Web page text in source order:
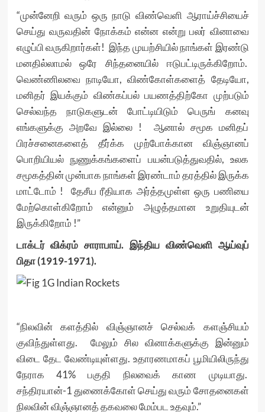
“முன்னேறி வரும் ஒரு நாடு விண்வெளி ஆராய்ச்சியைச்
செய்து வருவதின் நோக்கம் என்ன என்று பலர் வினாவை
எழுப்பி வருகிறார்கள்! இந்த முயற்சியில் நாங்கள் இரண்டு
மனதில்லாமல் ஒரே சிந்தனையில் ஈடுபட்டிருக்கிறோம்.
வெண்ணிலவை நாடியோ, விண்கோள்களைத் தேடியோ,
மனிதர் இயக்கும் விண்கப்பல் பயணத்திற்கோ முற்படும்
செல்வந்த நாடுகளுடன் போட்டியிடும் பெருங் கனவு
எங்களுக்கு அறவே இல்லை ! ஆனால் சமூக மனிதப்
பிரச்சனைகளைத் தீர்க்க முற்போக்கான விஞ்ஞானப்
பொறியியல் நுணுக்கங்களைப் பயன்படுத்துவதில், உலக
சமூகத்தின் முன்பாக நாங்கள் இரண்டாம் தரத்தில் இருக்க
மாட்டோம் ! தேசீய ரீதியாக அர்த்தமுள்ள ஒரு பணியை
மேற்கொள்கிறோம் என்னும் அழுத்தமான உறுதியுடன்
இருக்கிறோம் !”
டாக்டர் விக்ரம் சாராபாய். இந்திய விண்வெளி ஆய்வுப்
பிதா (1919-1971).
“நிலவின் களத்தில் விஞ்ஞானச் செல்வக் களஞ்சியம்
குவிந்துள்ளது. மேலும் சில வினாக்களுக்கு இன்னும்
விடை தேட வேண்டியுள்ளது. உதாரணமாகப் பூமியிலிருந்து
நேராக 41% பகுதி நிலவைக் காண முடியாது.
சந்திரயான்-1 துணைக்கோள் செய்து வரும் சோதனைகள்
நிலவின் விஞ்ஞானத் தகவலை மேம்பட உதவும்.”